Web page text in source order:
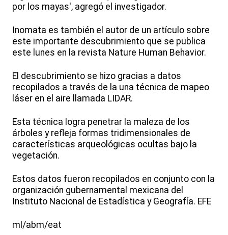
por los mayas', agregó el investigador.
Inomata es también el autor de un artículo sobre
este importante descubrimiento que se publica
este lunes en la revista Nature Human Behavior.
El descubrimiento se hizo gracias a datos
recopilados a través de la una técnica de mapeo
láser en el aire llamada LIDAR.
Esta técnica logra penetrar la maleza de los
árboles y refleja formas tridimensionales de
características arqueológicas ocultas bajo la
vegetación.
Estos datos fueron recopilados en conjunto con la
organización gubernamental mexicana del
Instituto Nacional de Estadística y Geografía. EFE
ml/abm/eat